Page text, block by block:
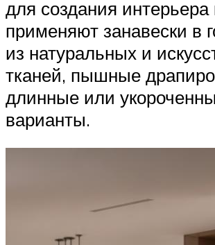
для создания
применяют занавески в
из натуральных и
тканей, пышные
длинные или
варианты.